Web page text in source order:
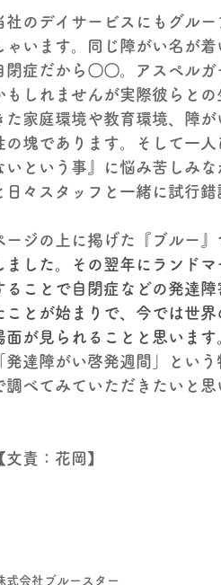
社のデイサービスにもグル
ゃいます。同じ障がい名が
閉症だから〇〇。アスペル
もしれませんが実際彼らと
た家庭環境や教育環境、障
の塊であります。そして一
いという事』に悩み苦しみ
日々スタッフと一緒に試行錯
ージの上に掲げた『ブルー』
ました。その翌年にランド
ることで自閉症などの発達
ことが始まりで、今では世
面が見られることと思います
発達障がい啓発週間」とい
調べてみていただきたいと思
文責：花岡】
式会社ブルースター